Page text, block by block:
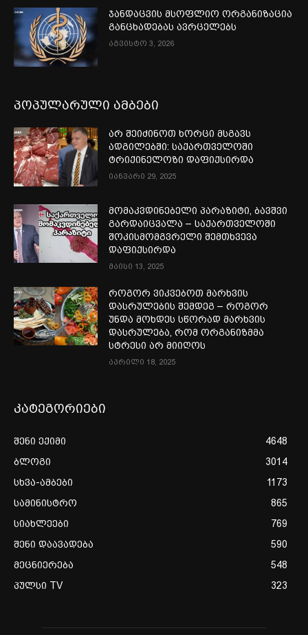
ჯანდაცვის მსოფლიო ორგანიზაცია
განცხადებას ავრცელებს
აგვისტო 3, 2026
პოპულარული ამბები
არ შეიძინოთ ხორცი მსგავს
ადგილებში: საქართველოში
ტრიქინელოზი დაფიქსირდა
იანვარი 29, 2025
მომაკვდინებელი პარაზიტი, ბავშვი
გარდაიცვალა – საქართველოში
შოკისმომგვრელი შემთხვევა
დაფიქსირდა
მაისი 13, 2025
როგორ ვიკვებოთ მარხვის
დასრულების შემდეგ – როგორ
უნდა მოხდეს სწორად მარხვის
დასრულება, რომ ორგანიზმმა
სტრესი არ მიიღოს
აპრილი 18, 2025
კატეგორიები
შენი ექიმი
4648
ბლოგი
3014
სხვა-ამბები
1173
სამინისტრო
865
სიახლეები
769
შენი დაავადება
590
მეცნიერება
548
პულსი TV
323